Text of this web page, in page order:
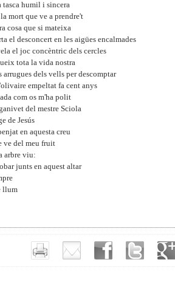
tasca humil i sincera
mort que ve a prendre't
cosa que si mateixa
el desconcert en les aigües encalmades
el joc concèntric dels cercles
tota la vida nostra
arrugues dels vells per descomptar
empeltat fa cent anys
com os m'ha polit
del mestre Sciola
de Jesús
en aquesta creu
ve del meu fruit
arbre viu:
junts en aquest altar
llum